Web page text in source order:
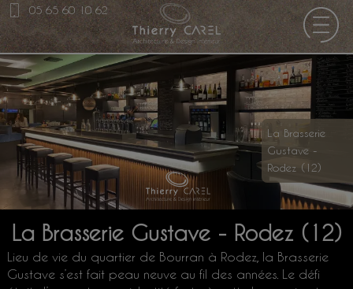
05 65 60 10 62
La Brasserie
Gustave -
Rodez (12)
La Brasserie Gustave - Rodez (12)
Lieu de vie du quartier de Bourran à Rodez, la Brasserie
Gustave s’est fait peau neuve au fil des années. Le défi